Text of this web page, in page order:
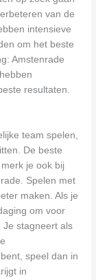
van de
intensieve
om het beste
Amstenrade
resultaten.
team spelen,
De beste
je ook bij
Spelen met
maken. Als je
om voor
Je stagneert als
speel dan in
in